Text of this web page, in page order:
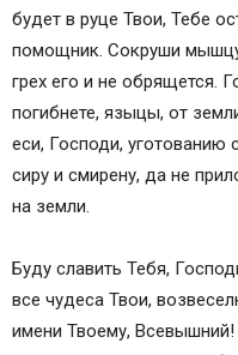
будет в руце Твои, Тебе
помощник. Сокруши
грех eго и не обрящется.
погибнете, языцы, от
eси, Господи, уготованию
сиру и смирену, да не
на земли.
Буду славить Тебя,
все чудеса Твои,
имени Твоему,